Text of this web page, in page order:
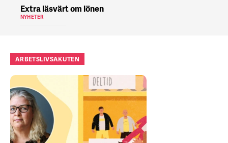
Extra läsvärt om lönen
NYHETER
ARBETSLIVSAKUTEN